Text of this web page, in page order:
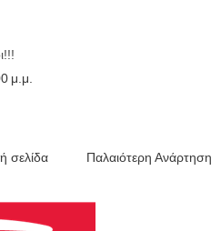
μ.μ.
Παλαιότερη Ανάρτηση
σελίδα